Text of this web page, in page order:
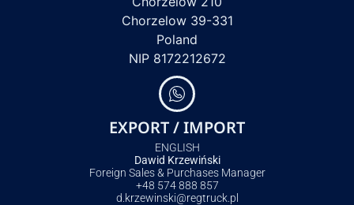
Chorzelow 39-331
Poland
NIP 8172212672
EXPORT / IMPORT
ENGLISH
Dawid Krzewiński
Foreign Sales & Purchases Manager
+48 574 888 857
d.krzewinski@regtruck.pl